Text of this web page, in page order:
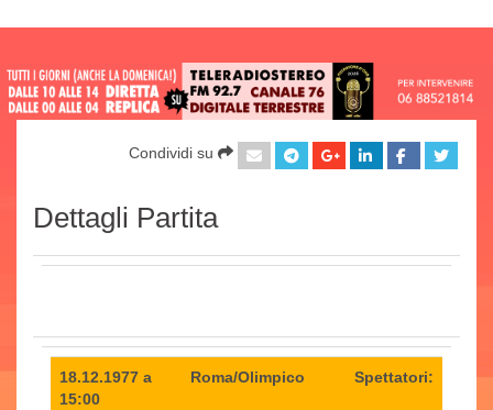
Condividi su
Dettagli Partita
18.12.1977 a
15:00
Roma/Olimpico Spettatori: